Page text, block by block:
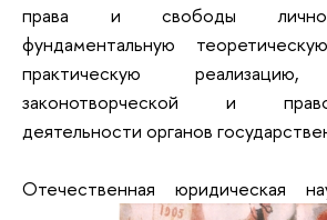
права и свободы
фундаментальную
практическую
законотворческой и
деятельности органов
Отечественная юридическая